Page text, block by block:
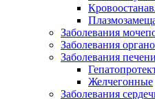
Заболевания
Заболевания
Заболевания
Желчегонные
Заболевания